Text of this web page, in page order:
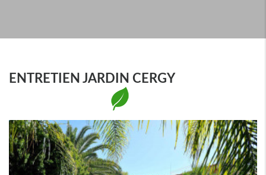
ENTRETIEN JARDIN CERGY